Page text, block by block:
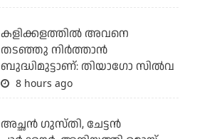
കളിക്കളത്തില്‍ അവനെ
തടഞ്ഞു നിര്‍ത്താന്‍
ബുദ്ധിമുട്ടാണ്: തിയാഗോ സില്‍വ
8 hours ago
അച്ഛന്‍ ഗുസ്തി, ചേട്ടന്‍